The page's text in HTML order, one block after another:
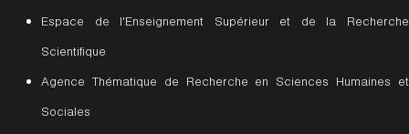
Espace de l'Enseignement Supérieur et de la Recherche
Scientifique
Agence Thématique de Recherche en Sciences Humaines et
Sociales